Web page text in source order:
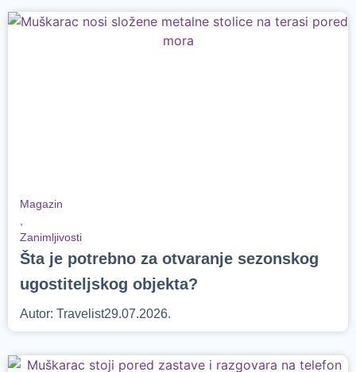
Magazin
Zanimljivosti
Šta je potrebno za otvaranje sezonskog
ugostiteljskog objekta?
Autor: Travelist29.07.2026.